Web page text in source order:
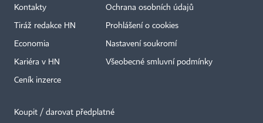
Kontakty
Tiráž redakce HN
Economia
Kariéra v HN
Ceník inzerce
Ochrana osobních údajů
Prohlášení o cookies
Nastavení soukromí
Všeobecné smluvní podmínky
Koupit / darovat předplatné